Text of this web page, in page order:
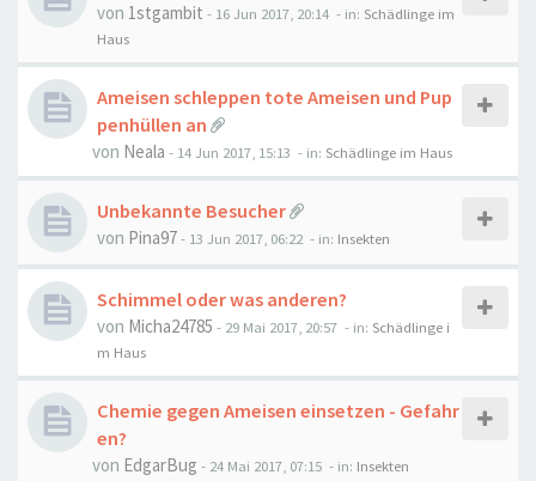
von 1stgambit - 16 Jun 2017, 20:14 - in: Schädlinge im
Haus
Ameisen schleppen tote Ameisen und Pup
penhüllen an
von Neala - 14 Jun 2017, 15:13 - in: Schädlinge im Haus
Unbekannte Besucher
von Pina97- 13 Jun 2017, 06:22 - in: Insekten
Schimmel oder was anderen?
von Micha24785 - 29 Mai 2017, 20:57 - in: Schädlinge i
m Haus
Chemie gegen Ameisen einsetzen - Gefahr
en?
von EdgarBug - 24 Mai 2017, 07:15 - in: Insekten